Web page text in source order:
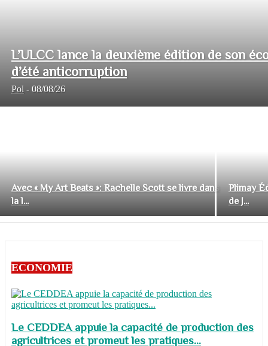
L’ULCC lance la deuxième édition de son
d’été anticorruption
Pol - 08/08/26
Avec « My Art Beats »: Rachelle Scott se livre dans
la l...
Plimay
de J...
ECONOMIE
Le CEDDEA appuie la capacité de production des
agricultrices et promeut les pratiques...